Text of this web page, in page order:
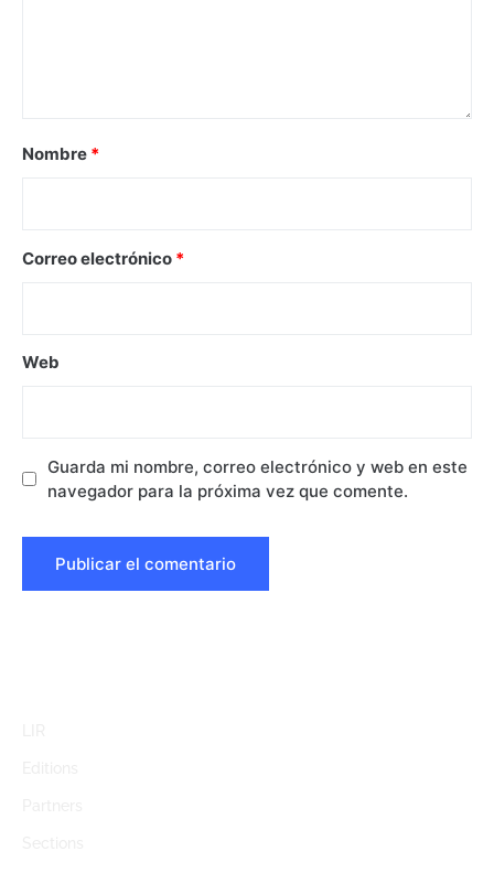
Nombre *
Correo electrónico *
Web
Guarda mi nombre, correo electrónico y web en este
navegador para la próxima vez que comente.